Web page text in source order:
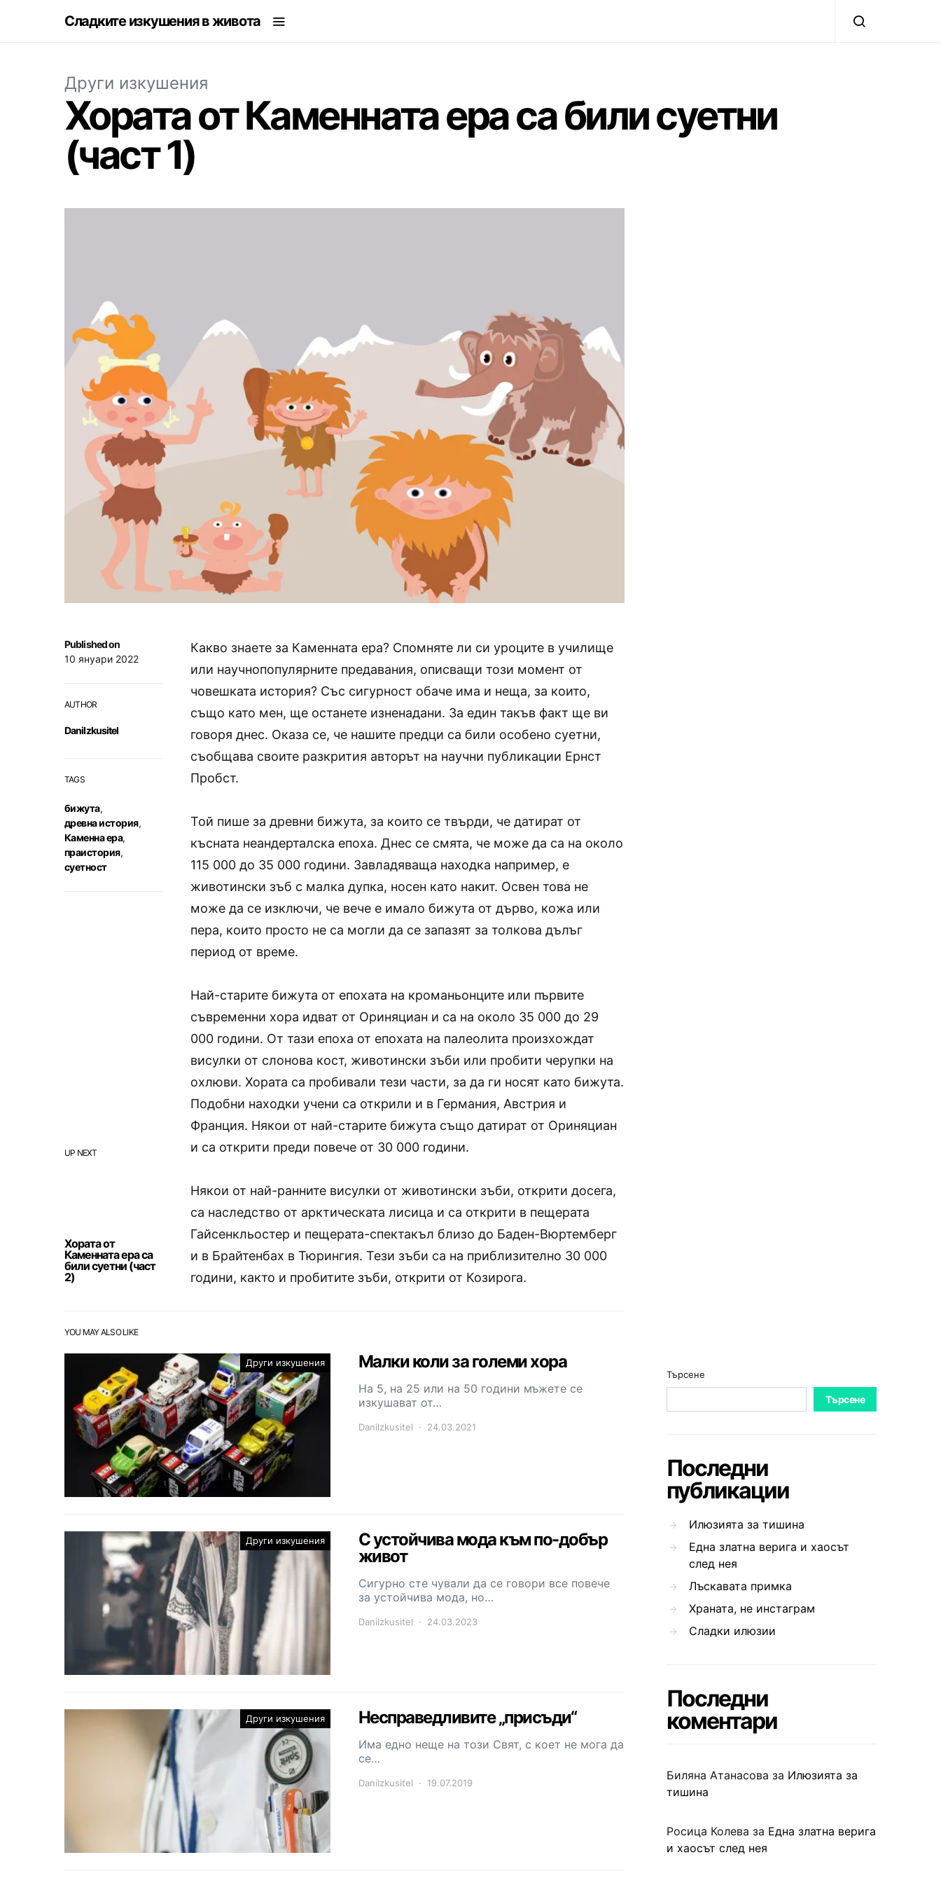
Сладките изкушения в живота
Други изкушения
Хората от Каменната ера са били суетни
(част 1)
UP NEXT
Хората от
Каменната ера са
били суетни (част
2)
Published on
10 януари 2022
AUTHOR
DaniIzkusitel
TAGS
бижута,
древна история,
Каменна ера,
праистория,
суетност
Какво знаете за Каменната ера? Спомняте ли си уроците в училище
или научнопопулярните предавания, описващи този момент от
човешката история? Със сигурност обаче има и неща, за които,
също като мен, ще останете изненадани. За един такъв факт ще ви
говоря днес. Оказа се, че нашите предци са били особено суетни,
съобщава своите разкрития авторът на научни публикации Ернст
Пробст.
Той пише за древни бижута, за които се твърди, че датират от
късната неандерталска епоха. Днес се смята, че може да са на около
115 000 до 35 000 години. Завладяваща находка например, е
животински зъб с малка дупка, носен като накит. Освен това не
може да се изключи, че вече е имало бижута от дърво, кожа или
пера, които просто не са могли да се запазят за толкова дълъг
период от време.
Най-старите бижута от епохата на кроманьонците или първите
съвременни хора идват от Ориняциан и са на около 35 000 до 29
000 години. От тази епоха от епохата на палеолита произхождат
висулки от слонова кост, животински зъби или пробити черупки на
охлюви. Хората са пробивали тези части, за да ги носят като бижута.
Подобни находки учени са открили и в Германия, Австрия и
Франция. Някои от най-старите бижута също датират от Ориняциан
и са открити преди повече от 30 000 години.
Някои от най-ранните висулки от животински зъби, открити досега,
са наследство от арктическата лисица и са открити в пещерата
Гайсенкльостер и пещерата-спектакъл близо до Баден-Вюртемберг
и в Брайтенбах в Тюрингия. Тези зъби са на приблизително 30 000
години, както и пробитите зъби, открити от Козирога.
YOU MAY ALSO LIKE
Други изкушения Малки коли за големи хора
На 5, на 25 или на 50 години мъжете се
изкушават от…
DaniIzkusitel 24.03.2021
Други изкушения
С устойчива мода към по-добър
живот
Сигурно сте чували да се говори все повече
за устойчива мода, но…
DaniIzkusitel 24.03.2023
Други изкушения Несправедливите „присъди“
Има едно неще на този Свят, с коет не мога да
се…
DaniIzkusitel 19.07.2019
Търсене
Търсене
Последни
публикации
Илюзията за тишина
Една златна верига и хаосът
след нея
Лъскавата примка
Храната, не инстаграм
Сладки илюзии
Последни
коментари
Биляна Атанасова за Илюзията за
тишина
Росица Колева за Една златна верига
и хаосът след нея